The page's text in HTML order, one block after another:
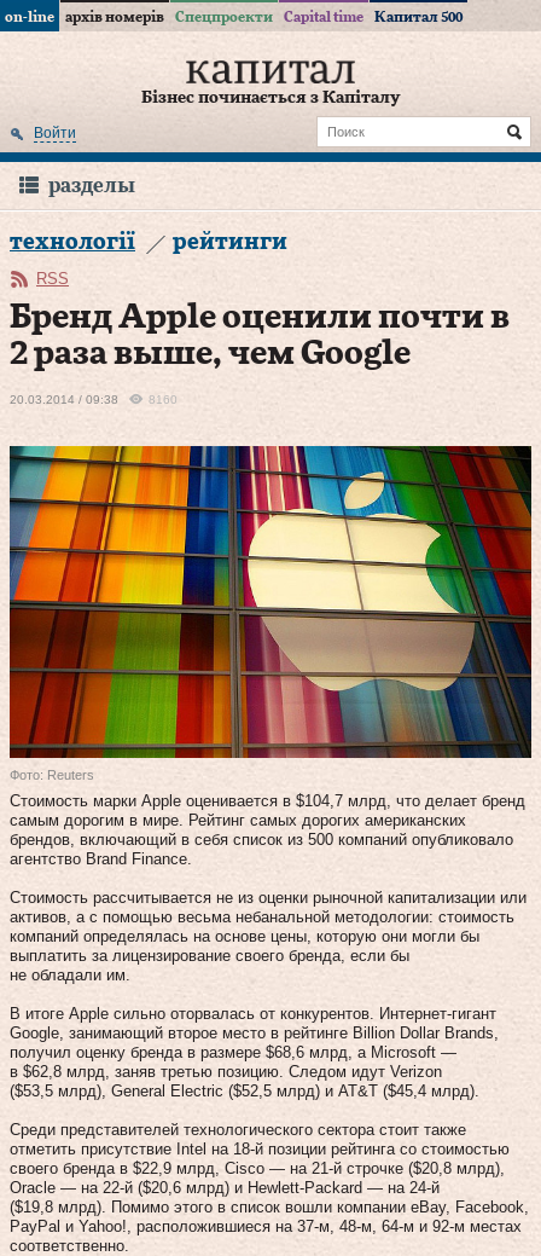
on-line архів номерів Спецпроекти Capital time Капитал 500
Бізнес починається з Капіталу
Войти
разделы
технології рейтинги
RSS
Бренд Apple оценили почти в
2 раза выше, чем Google
20.03.2014 / 09:38 8160
Фото: Reuters
Cтоимость марки Apple оценивается в $104,7 млрд, что делает бренд
самым дорогим в мире. Рейтинг самых дорогих американских
брендов, включающий в себя список из 500 компаний опубликовало
агентство Brand Finance.
Стоимость рассчитывается не из оценки рыночной капитализации или
активов, а с помощью весьма небанальной методологии: стоимость
компаний определялась на основе цены, которую они могли бы
выплатить за лицензирование своего бренда, если бы
не обладали им.
В итоге Apple сильно оторвалась от конкурентов. Интернет-гигант
Google, занимающий второе место в рейтинге Billion Dollar Brands,
получил оценку бренда в размере $68,6 млрд, а Microsoft —
в $62,8 млрд, заняв третью позицию. Следом идут Verizon
($53,5 млрд), General Electric ($52,5 млрд) и AT&T ($45,4 млрд).
Среди представителей технологического сектора стоит также
отметить присутствие Intel на 18-й позиции рейтинга со стоимостью
своего бренда в $22,9 млрд, Cisco — на 21-й строчке ($20,8 млрд),
Oracle — на 22-й ($20,6 млрд) и Hewlett-Packard — на 24-й
($19,8 млрд). Помимо этого в список вошли компании eBay, Facebook,
PayPal и Yahoo!, расположившиеся на 37-м, 48-м, 64-м и 92-м местах
соответственно.